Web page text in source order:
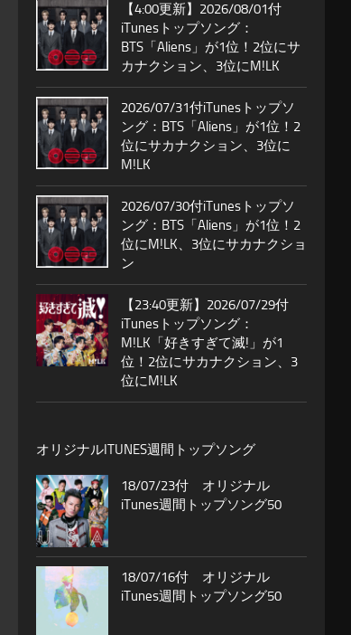
【4:00更新】2026/08/01付
iTunesトップソング：
BTS「Aliens」が1位！2位にサ
カナクション、3位にM!LK
2026/07/31付iTunesトップソ
ング：BTS「Aliens」が1位！2
位にサカナクション、3位に
M!LK
2026/07/30付iTunesトップソ
ング：BTS「Aliens」が1位！2
位にM!LK、3位にサカナクショ
ン
【23:40更新】2026/07/29付
iTunesトップソング：
M!LK「好きすぎて滅!」が1
位！2位にサカナクション、3
位にM!LK
オリジナルITUNES週間トップソング
18/07/23付 オリジナル
iTunes週間トップソング50
18/07/16付 オリジナル
iTunes週間トップソング50